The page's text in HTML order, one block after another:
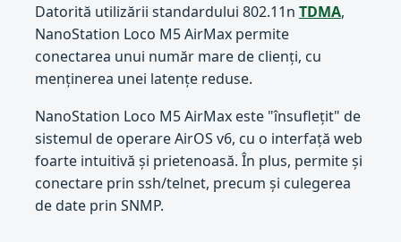
Datorită utilizării standardului 802.11n TDMA,
NanoStation Loco M5 AirMax permite
conectarea unui număr mare de clienți, cu
menținerea unei latențe reduse.
NanoStation Loco M5 AirMax este "însuflețit" de
sistemul de operare AirOS v6, cu o interfață web
foarte intuitivă și prietenoasă. În plus, permite și
conectare prin ssh/telnet, precum și culegerea
de date prin SNMP.